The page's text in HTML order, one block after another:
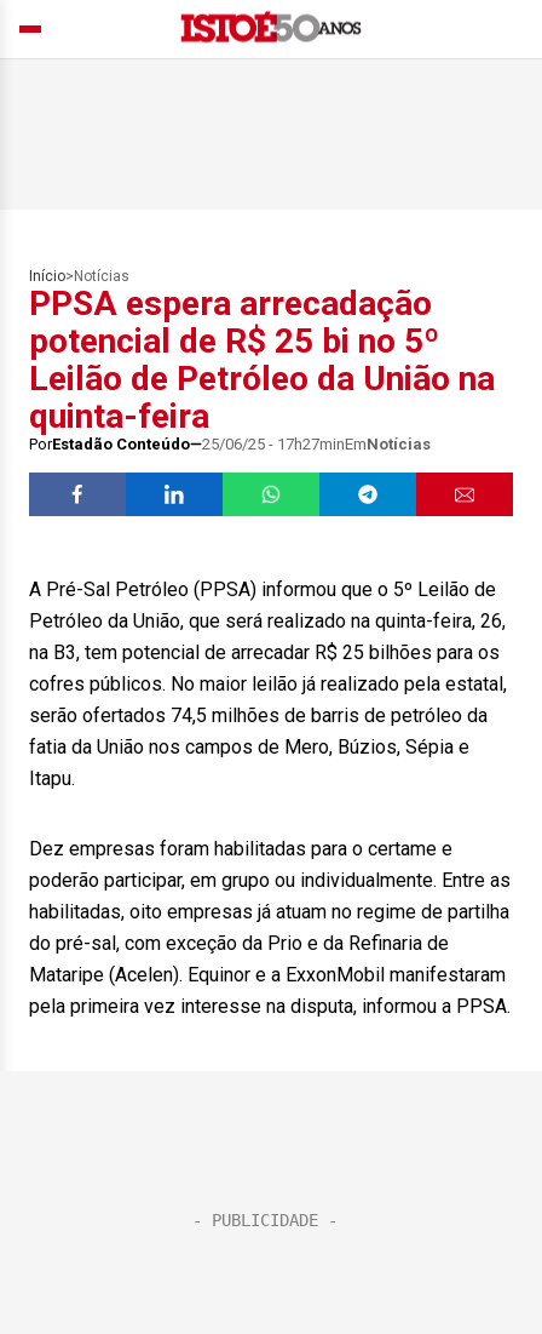
Início> Notícias
PPSA espera arrecadação
potencial de R$ 25 bi no 5º
Leilão de Petróleo da União na
quinta-feira
PorEstadão Conteúdo 25/06/25 - 17h27minEmNotícias
A Pré-Sal Petróleo (PPSA) informou que o 5º Leilão de
Petróleo da União, que será realizado na quinta-feira, 26,
na B3, tem potencial de arrecadar R$ 25 bilhões para os
cofres públicos. No maior leilão já realizado pela estatal,
serão ofertados 74,5 milhões de barris de petróleo da
fatia da União nos campos de Mero, Búzios, Sépia e
Itapu.
Dez empresas foram habilitadas para o certame e
poderão participar, em grupo ou individualmente. Entre as
habilitadas, oito empresas já atuam no regime de partilha
do pré-sal, com exceção da Prio e da Refinaria de
Mataripe (Acelen). Equinor e a ExxonMobil manifestaram
pela primeira vez interesse na disputa, informou a PPSA.